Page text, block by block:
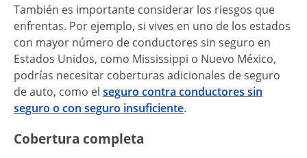
También es importante considerar los riesgos que
enfrentas. Por ejemplo, si vives en uno de los estados
con mayor número de conductores sin seguro en
Estados Unidos, como Mississippi o Nuevo México,
podrías necesitar coberturas adicionales de seguro
de auto, como el seguro contra conductores sin
seguro o con seguro insuficiente.
Cobertura completa